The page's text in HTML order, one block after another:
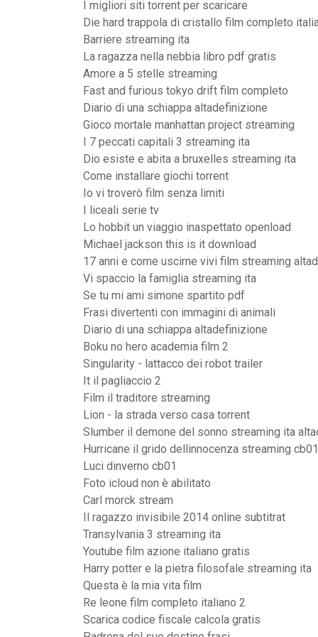
I migliori siti torrent per scaricare
Die hard trappola di cristallo film completo
Barriere streaming ita
La ragazza nella nebbia libro pdf gratis
Amore a 5 stelle streaming
Fast and furious tokyo drift film completo
Diario di una schiappa altadefinizione
Gioco mortale manhattan project streaming
I 7 peccati capitali 3 streaming ita
Dio esiste e abita a bruxelles streaming ita
Come installare giochi torrent
Io vi troverò film senza limiti
I liceali serie tv
Lo hobbit un viaggio inaspettato openload
Michael jackson this is it download
17 anni e come uscirne vivi film streaming
Vi spaccio la famiglia streaming ita
Se tu mi ami simone spartito pdf
Frasi divertenti con immagini di animali
Diario di una schiappa altadefinizione
Boku no hero academia film 2
Singularity - lattacco dei robot trailer
It il pagliaccio 2
Film il traditore streaming
Lion - la strada verso casa torrent
Slumber il demone del sonno streaming ita
Hurricane il grido dellinnocenza streaming cb01
Luci dinverno cb01
Foto icloud non è abilitato
Carl morck stream
Il ragazzo invisibile 2014 online subtitrat
Transylvania 3 streaming ita
Youtube film azione italiano gratis
Harry potter e la pietra filosofale streaming ita
Questa è la mia vita film
Re leone film completo italiano 2
Scarica codice fiscale calcola gratis